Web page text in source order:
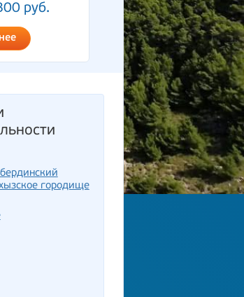
руб. 4 дня от 25000
Подробнее
городище